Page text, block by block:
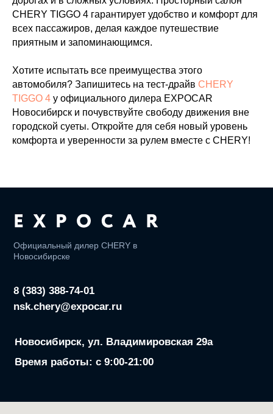
CHERY TIGGO 4 гарантирует удобство и комфорт для
всех пассажиров, делая каждое путешествие
приятным и запоминающимся.
Хотите испытать все преимущества этого
автомобиля? Запишитесь на тест-драйв CHERY
TIGGO 4 у официального дилера EXPOCAR
Новосибирск и почувствуйте свободу движения вне
городской суеты. Откройте для себя новый уровень
комфорта и уверенности за рулем вместе с CHERY!
nsk.chery@expocar.ru
8 (383) 388-74-01
Время работы: с 9:00-21:00
Реквизиты ООО «ЭМ ВОСТОК»
ОГРН: 1217700570735
Сервис
Кредит